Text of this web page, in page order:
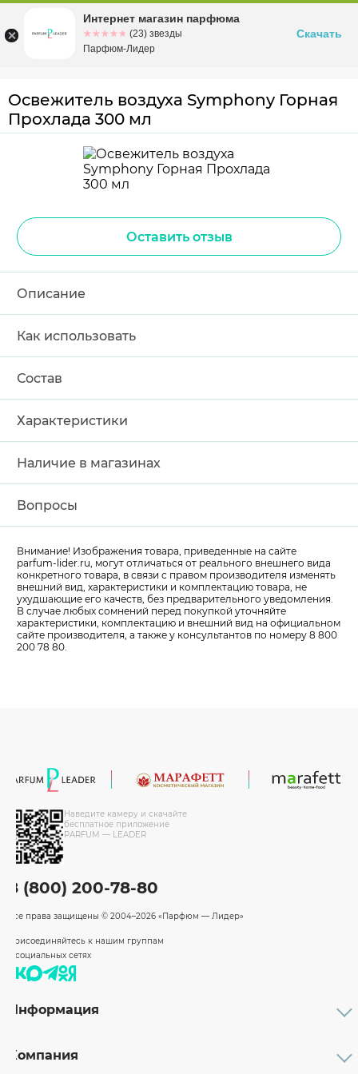
Омскул. Заозерная, 11, к. 1
Освежитель воздуха Symphony Горная
Прохлада 300 мл
Оставить отзыв
Описание
Как использовать
Состав
Характеристики
Наличие в магазинах
Вопросы
Внимание! Изображения товара, приведенные на сайте
parfum-lider.ru, могут отличаться от реального внешнего вида
конкретного товара, в связи с правом производителя изменять
внешний вид, характеристики и комплектацию товара, не
ухудшающие его качеств, без предварительного уведомления.
В случае любых сомнений перед покупкой уточняйте
характеристики, комплектацию и внешний вид на официальном
сайте производителя, а также у консультантов по номеру 8 800
200 78 80.
Наведите камеру и скачайте
бесплатное приложение
PARFUM — LEADER
8 (800) 200-78-80
Все права защищены © 2004–2026 «Парфюм — Лидер»
Присоединяйтесь к нашим группам
в социальных сетях
Информация
Бренды
Компания
Интернет магазин парфюма
☆☆☆☆☆
★★★★★ (23) звезды
Парфюм-Лидер
Скачать